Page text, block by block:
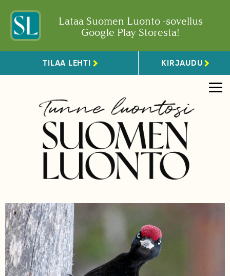
Lataa Suomen Luonto -sovellus
Google Play Storesta!
TILAA LEHTI KIRJAUDU